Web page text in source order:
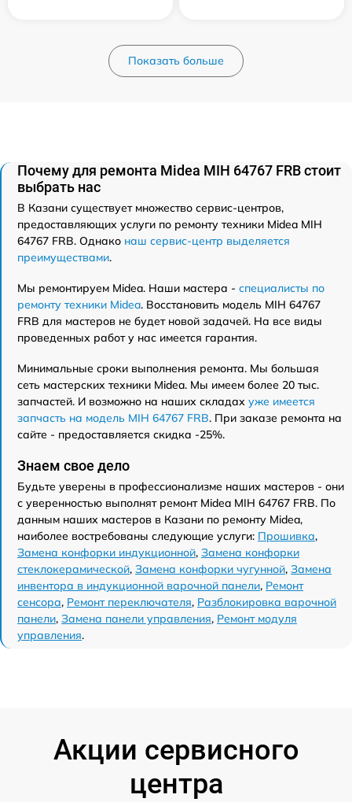
Показать больше
Почему для ремонта Midea MIH 64767 FRB стоит
выбрать нас
В Казани существует множество сервис-центров,
предоставляющих услуги по ремонту техники Midea MIH
64767 FRB. Однако наш сервис-центр выделяется
преимуществами.
Мы ремонтируем Midea. Наши мастера - специалисты по
ремонту техники Midea. Восстановить модель MIH 64767
FRB для мастеров не будет новой задачей. На все виды
проведенных работ у нас имеется гарантия.
Минимальные сроки выполнения ремонта. Мы большая
сеть мастерских техники Midea. Мы имеем более 20 тыс.
запчастей. И возможно на наших складах уже имеется
запчасть на модель MIH 64767 FRB. При заказе ремонта на
сайте - предоставляется скидка -25%.
Знаем свое дело
Будьте уверены в профессионализме наших мастеров - они
с уверенностью выполнят ремонт Midea MIH 64767 FRB. По
данным наших мастеров в Казани по ремонту Midea,
наиболее востребованы следующие услуги: Прошивка,
Замена конфорки индукционной, Замена конфорки
стеклокерамической, Замена конфорки чугунной, Замена
инвентора в индукционной варочной панели, Ремонт
сенсора, Ремонт переключателя, Разблокировка варочной
панели, Замена панели управления, Ремонт модуля
управления.
Акции сервисного
центра